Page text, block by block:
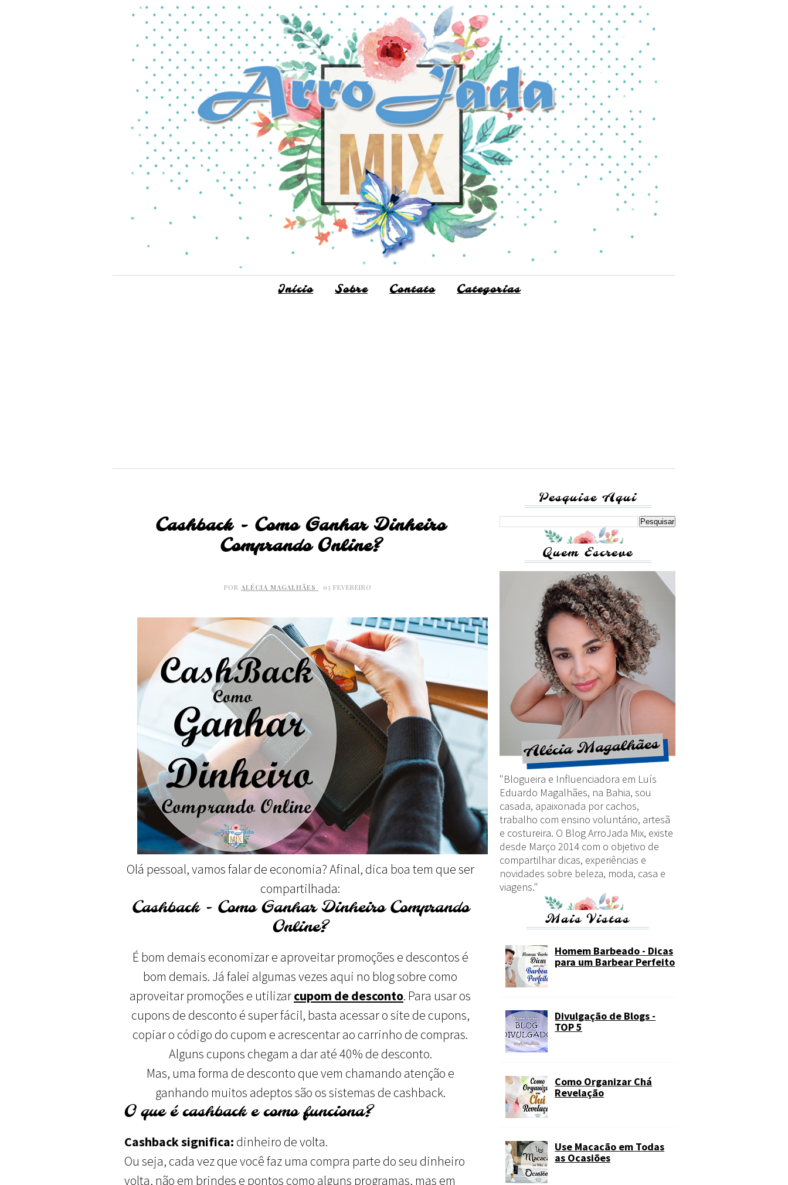
Início Sobre Contato Categorias
Cashback - Como Ganhar Dinheiro
Comprando Online?
POR ALÉCIA MAGALHÃES 03 FEVEREIRO
Olá pessoal, vamos falar de economia? Afinal, dica boa tem que ser
compartilhada:
Cashback - Como Ganhar Dinheiro Comprando
Online?
É bom demais economizar e aproveitar promoções e descontos é
bom demais. Já falei algumas vezes aqui no blog sobre como
aproveitar promoções e utilizarcupom de desconto. Para usar os
cupons de desconto é super fácil, basta acessar o site de cupons,
copiar o código do cupom e acrescentar ao carrinho de compras.
Alguns cupons chegam a dar até 40% de desconto.
Mas, uma forma de desconto que vem chamando atenção e
ganhando muitos adeptos são os sistemas de cashback.
O que é cashback e como funciona?
Cashback significa: dinheiro de volta.
Ou seja, cada vez que você faz uma compra parte do seu dinheiro
volta, não em brindes e pontos como alguns programas, mas em
Pesquise Aqui
Quem Escreve
"Blogueira e Influenciadora em Luís
Eduardo Magalhães, na Bahia, sou
casada, apaixonada por cachos,
trabalho com ensino voluntário, artesã
e costureira. O Blog ArroJada Mix, existe
desde Março 2014 com o objetivo de
compartilhar dicas, experiências e
novidades sobre beleza, moda, casa e
viagens."
Mais Vistas
Homem Barbeado - Dicas
para um Barbear Perfeito
Divulgação de Blogs -
TOP 5
Como Organizar Chá
Revelação
Use Macacão em Todas
as Ocasiões